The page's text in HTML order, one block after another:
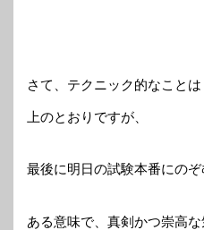
さて、テクニック的なことは
上のとおりですが、
最後に明日の試験本番にのぞ
ある意味で、真剣かつ崇高